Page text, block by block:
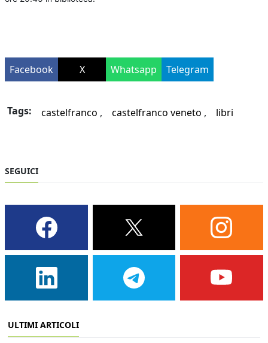
Facebook X Whatsapp Telegram
Tags: castelfranco castelfranco veneto libri
SEGUICI
ULTIMI ARTICOLI